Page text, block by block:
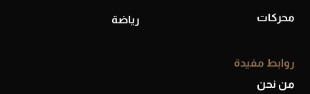
محركات رياضة
روابط مفيدة
من نحن